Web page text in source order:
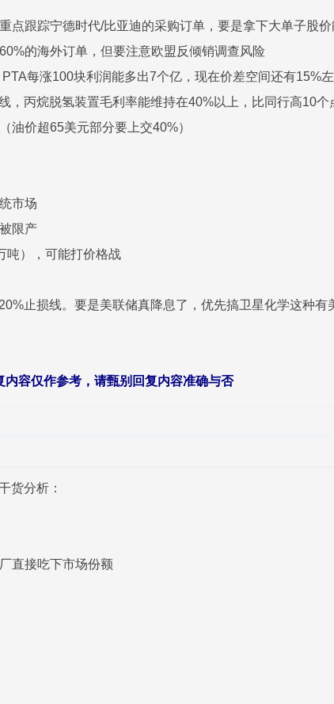
点跟踪宁德时代/比亚迪的采购订单，要是拿下大单子股
的海外订单，但要注意欧盟反倾销调查风险
每涨100块利润能多出7个亿，现在价差空间还有15%
，丙烷脱氢装置毛利率能维持在40%以上，比同行高10个
油价超65美元部分要上交40%）
市场
限产
吨），可能打价格战
止损线。要是美联储真降息了，优先搞卫星化学这种有
内容仅作参考，请甄别回复内容准确与否
货分析：
直接吃下市场份额